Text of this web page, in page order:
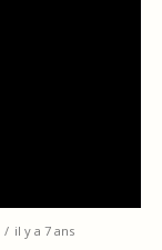
il y a 7 ans